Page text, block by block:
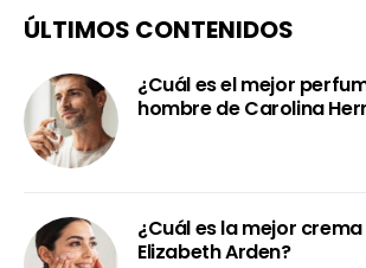
ÚLTIMOS CONTENIDOS
¿Cuál es el mejor
hombre de Carolina
¿Cuál es la mejor
Elizabeth Arden?